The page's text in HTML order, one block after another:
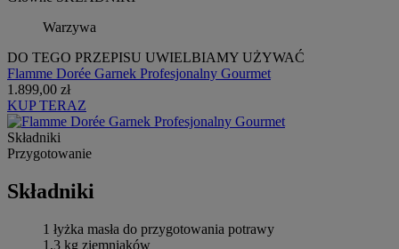
Warzywa
DO TEGO PRZEPISU UWIELBIAMY UŻYWAĆ
Flamme Dorée Garnek Profesjonalny Gourmet
1.899,00 zł
KUP TERAZ
Składniki
Przygotowanie
Składniki
1 łyżka masła do przygotowania potrawy
1,3 kg ziemniaków